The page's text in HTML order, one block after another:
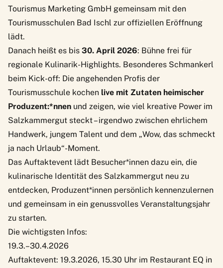
Tourismus Marketing GmbH gemeinsam mit den
Tourismusschulen Bad Ischl zur offiziellen Eröffnung
lädt.
Danach heißt es bis 30. April 2026: Bühne frei für
regionale Kulinarik-Highlights. Besonderes Schmankerl
beim Kick-off: Die angehenden Profis der
Tourismusschule kochen live mit Zutaten heimischer
Produzent:*nnen und zeigen, wie viel kreative Power im
Salzkammergut steckt – irgendwo zwischen ehrlichem
Handwerk, jungem Talent und dem „Wow, das schmeckt
ja nach Urlaub“-Moment.
Das Auftaktevent lädt Besucher*innen dazu ein, die
kulinarische Identität des Salzkammergut neu zu
entdecken, Produzent*innen persönlich kennenzulernen
und gemeinsam in ein genussvolles Veranstaltungsjahr
zu starten.
Die wichtigsten Infos:
19.3.–30.4.2026
Auftaktevent: 19.3.2026, 15.30 Uhr im Restaurant EQ in